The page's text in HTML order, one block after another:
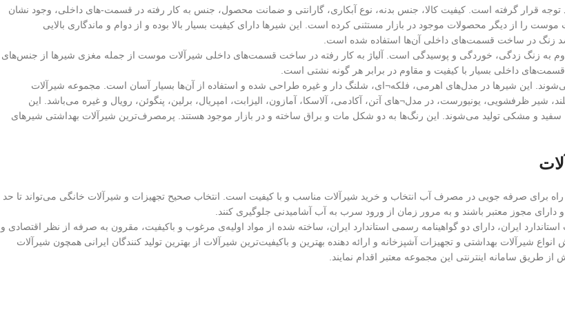
قرار گرفته است. کیفیت کالا، جنس بدنه، نوع آبکاری، گارانتی و ضمانت محصول، جنس به کار رفته در قسمت-های داخلی، وجود نشان
را از دیگر محصولات موجود در بازار مستثنی کرده است. این شیرها دارای کیفیت بسیار بالا بوده و از دوام و ماندگاری بالایی
زنگ در ساخت قسمت‌های داخلی آن‌ها استفاده شده است.
به زنگ زدگی، خوردگی و پوسیدگی است. آلیاژ به کار رفته در ساخت قسمت‌های داخلی شیرآلات موست از جمله مغزی شیرها از جنس‌های
داخلی بسیار با کیفیت و مقاوم در برابر هر گونه نشتی است.
این شیرها در مدل‌های اهرمی، فلکه¬ای، شلنگ دار و غیره طراحی شده و استفاده از آن‌ها بسیار آسان است. مجموعه شیرآلات
ظرفشویی، یونیورست، در مدل¬های آتن، آکادمی، آلاسکا، آمازون، الیزابت، امپریال، برلین، پنگوئن، رویال و غیره می‌باشد. این
و مشکی تولید می‌شوند. این رنگ‌ها به دو شکل مات و براق ساخته و در بازار موجود هستند. پرمصرف‌ترین شیرآلات بهداشتی شیرهای
برای صرفه جویی در مصرف آب انتخاب و خرید شیرآلات مناسب و با کیفیت است. انتخاب صحیح تجهیزات و شیرآلات خانگی می‌تواند تا حد
دارای مجوز معتبر باشند و به مرور زمان از ورود سرب به آب آشامیدنی جلوگیری کنند.
دارای بالاترین کیفیت استاندارد ایران، دارای دو گواهینامه رسمی استاندارد ایران، ساخته شده از مواد اولیه‌ی مرغوب و باکیفیت، مقرون به صرفه از نظر اقتصادی و
شیرآلات بهداشتی و تجهیزات آشپزخانه و ارائه دهنده بهترین و باکیفیت‌ترین شیرآلات از بهترین تولید کنندگان ایرانی همچون شیرآلات
سامانه اینترنتی این مجموعه معتبر اقدام نمایند.